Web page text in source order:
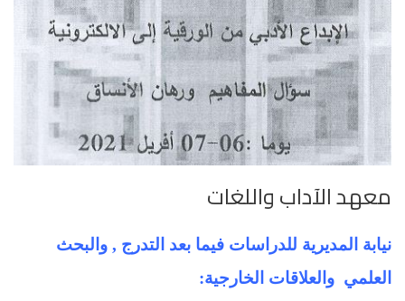
معهد الآداب واللغات
نيابة المديرية للدراسات فيما بعد التدرج , والبحث
العلمي والعلاقات الخارجية: